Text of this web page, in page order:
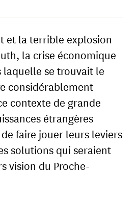
et la terrible explosion
la crise économique
se trouvait le
considérablement
contexte de grande
étrangères
faire jouer leurs leviers
solutions qui seraient
vision du Proche-